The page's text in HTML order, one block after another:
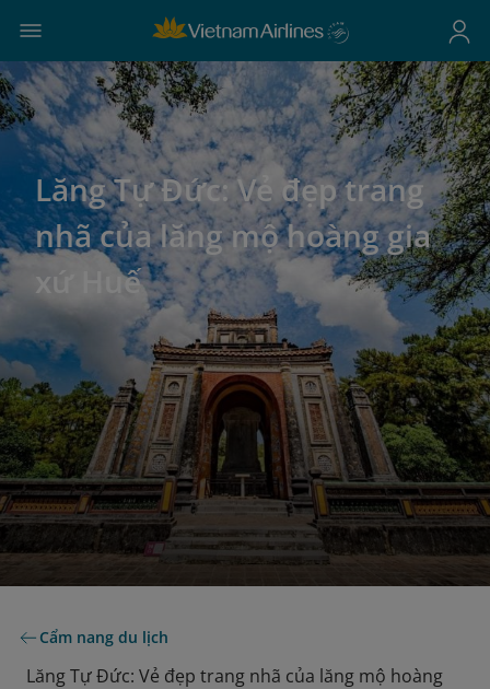
Lăng Tự Đức: Vẻ đẹp trang
nhã của lăng mộ hoàng gia
xứ Huế
Cẩm nang du lịch
Lăng Tự Đức: Vẻ đẹp trang nhã của lăng mộ hoàng